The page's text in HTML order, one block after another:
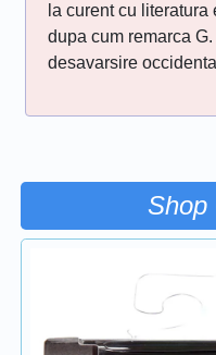
la curent cu
dupa cum remarca
desavarsire
Shop